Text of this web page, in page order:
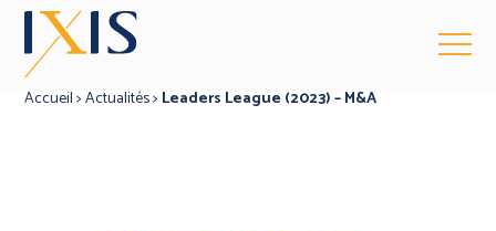
Accueil>Actualités> Leaders League (2023) – M&A